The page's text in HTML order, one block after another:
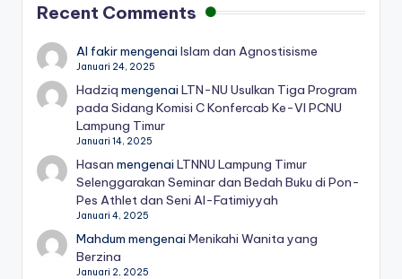
Recent Comments
Al fakirmengenaiIslam dan Agnostisisme
Januari 24, 2025
Hadziq mengenaiLTN-NU Usulkan Tiga Program
pada Sidang Komisi C Konfercab Ke-VI PCNU
Lampung Timur
Januari 14, 2025
Hasan mengenaiLTNNU Lampung Timur
Selenggarakan Seminar dan Bedah Buku di Pon-
Pes Athlet dan Seni Al-Fatimiyyah
Januari 4, 2025
Mahdum mengenaiMenikahi Wanita yang
Berzina
Januari 2, 2025